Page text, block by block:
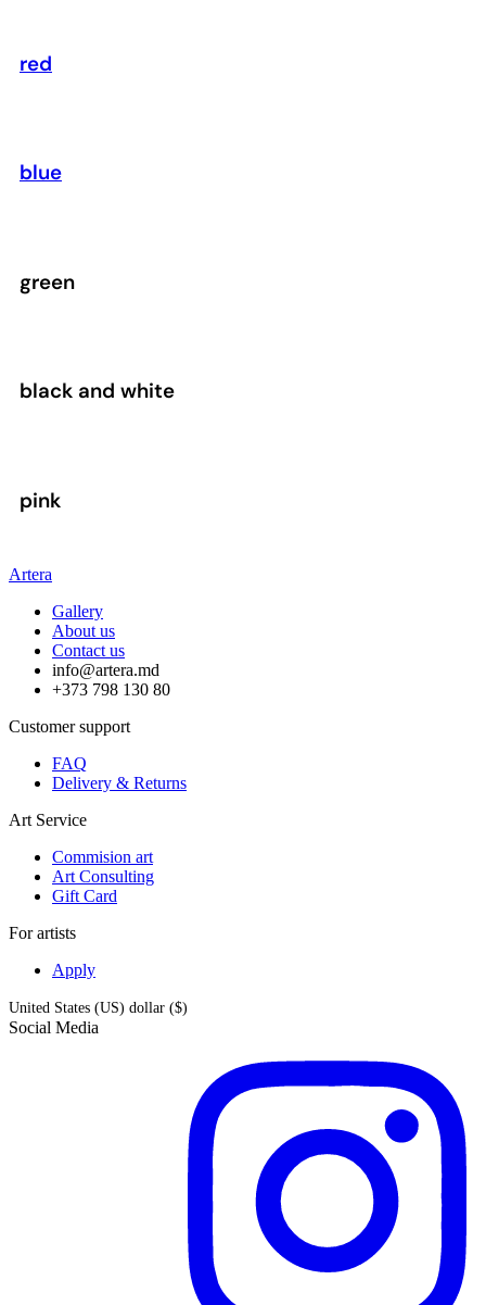
red
blue
green
black and white
pink
Artera
Gallery
About us
Contact us
info@artera.md
+373 798 130 80
Customer support
FAQ
Delivery & Returns
Art Service
Commision art
Art Consulting
Gift Card
For artists
Apply
United States (US) dollar ($)
Social Media